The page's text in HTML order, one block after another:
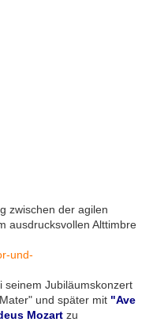
zwischen der agilen
ausdrucksvollen Alttimbre
seinem Jubiläumskonzert
und später mit "Ave
Mozart zu